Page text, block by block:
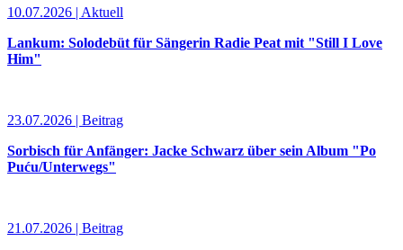
10.07.2026 | Aktuell
Lankum: Solodebüt für Sängerin Radie Peat mit "Still I Love
Him"
23.07.2026 | Beitrag
Sorbisch für Anfänger: Jacke Schwarz über sein Album "Po
Puću/Unterwegs"
21.07.2026 | Beitrag